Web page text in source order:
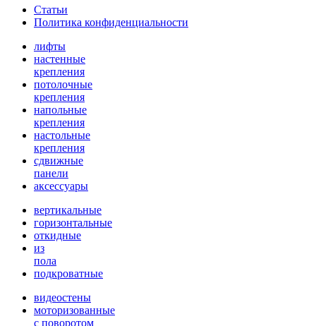
Статьи
Политика конфиденциальности
лифты
настенные
крепления
потолочные
крепления
напольные
крепления
настольные
крепления
сдвижные
панели
аксессуары
вертикальные
горизонтальные
откидные
из
пола
подкроватные
видеостены
моторизованные
с поворотом